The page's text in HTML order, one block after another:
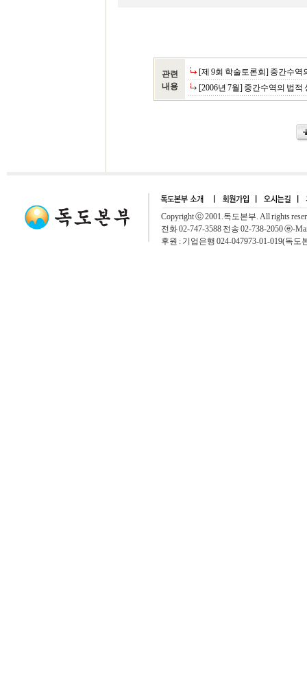
관련
내용
[제 9회 학술토론회] 중간수역
[2006년 7월] 중간수역의 법
Copyright ⓒ 2001.독도본부. All rights
전화 02-747-3588 전송 02-738-2050 ⓔ-
후원 : 기업은행 024-047973-01-019(독도